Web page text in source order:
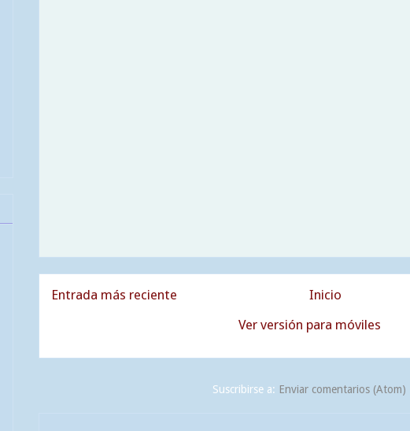
Entrada más reciente
Inicio
Ver versión para móviles
Suscribirse a: Enviar comentarios (Atom)